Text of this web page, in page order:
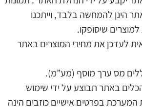
הינן להמחשה בלבד, וייתכנו
שיסופקו.
לעדכן את מחירי המוצרים באתר
באתר תבוצע על ידי שימוש
בפרטים אישיים כוזבים הינה